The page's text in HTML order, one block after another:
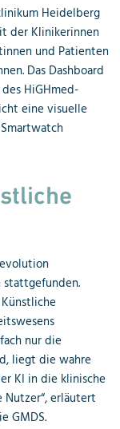
Heidelberg
der Klinikerinnen
und Patienten
Das Dashboard
des HiGHmed-
eine visuelle
nur die
liegt die wahre
KI in die klinische
erläutert
GMDS.